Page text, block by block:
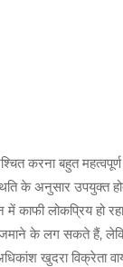
करना बहुत
के अनुसार उपयुक्त
लोकप्रिय हो
के लग सकते हैं,
खुदरा विक्रेता